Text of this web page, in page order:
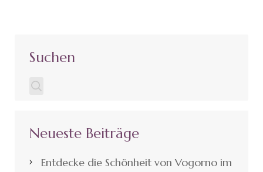
Suchen
Neueste Beiträge
Entdecke die Schönheit von Vogorno im